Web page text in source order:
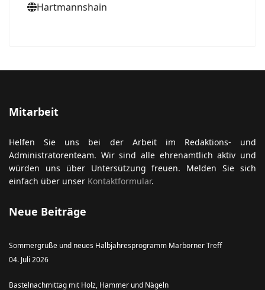
Hartmannshain
Mitarbeit
Helfen Sie uns bei der Arbeit im Redaktions- und
Administratorenteam. Wir sind alle ehrenamtlich aktiv und
würden uns über Untersützung freuen. Melden Sie sich
einfach über unser Kontaktformular.
Neue Beiträge
Sommergrüße und neues Halbjahresprogramm Marborner Treff
04. Juli 2026
Bastelnachmittag mit Holz, Hammer und Nägeln